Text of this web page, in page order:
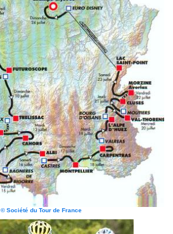
© Société du Tour de France